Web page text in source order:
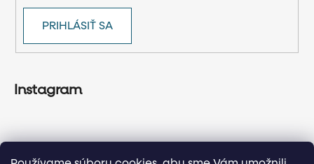
PRIHLÁSIŤ SA
Instagram